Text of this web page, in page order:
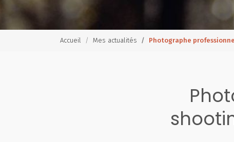
Accueil Mes actualités Photographe